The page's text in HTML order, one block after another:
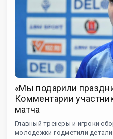
«Мы подарили
Комментарии
матча
Главный тренеры и игроки
молодежки подметили детали